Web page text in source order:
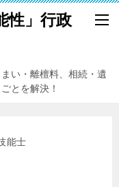
性」行政
い・離檀料、相続・遺
とを解決！
能士